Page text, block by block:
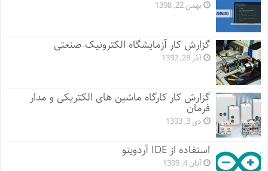
بهمن 22, 1398
گزارش کار آزمایشگاه الکترونیک صنعتی
آذر 28, 1392
گزارش کار کارگاه ماشین های الکتریکی و مدار
فرمان
دی 3, 1393
استفاده از IDE آردوینو
آبان 4, 1399